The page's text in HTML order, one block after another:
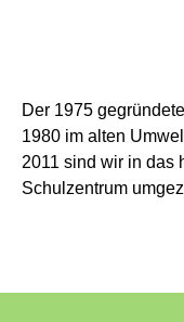
Der 1975
1980 im alten
2011 sind wir in das
Schulzentrum